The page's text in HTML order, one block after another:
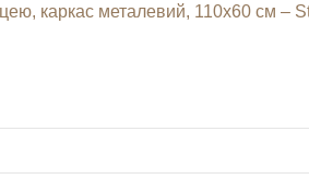
каркас металевий, 110х60 см –